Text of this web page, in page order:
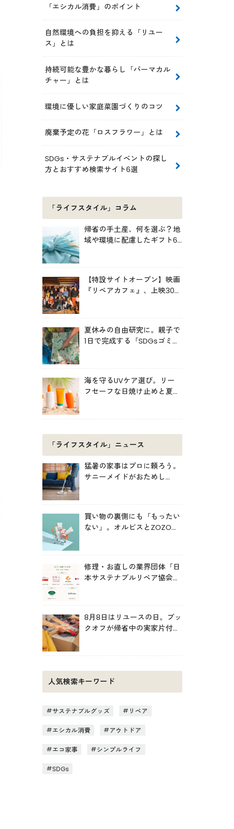
「エシカル消費」のポイント
自然環境への負担を抑える「リユー
ス」とは
持続可能な豊かな暮らし「パーマカル
チャー」とは
環境に優しい家庭菜園づくりのコツ
廃棄予定の花「ロスフラワー」とは
SDGs・サステナブルイベントの探し
方とおすすめ検索サイト6選
「ライフスタイル」コラム
帰省の手土産、何を選ぶ？地
域や環境に配慮したギフト6
【特設サイトオープン】映画
『リペアカフェ』、上映300
夏休みの自由研究に。親子で
1日で完成する「SDGsゴミ・
海を守るUVケア選び。リー
フセーフな日焼け止めと夏の
「ライフスタイル」ニュース
猛暑の家事はプロに頼ろう。
サニーメイドがおためし
買い物の裏側にも「もったい
ない」。オルビスとZOZOが
修理・お直しの業界団体「日
本サステナブルリペア協会
8月8日はリユースの日。ブッ
クオフが帰省中の実家片付け
人気検索キーワード
サステナブルグッズ リペア
エシカル消費 アウトドア
エコ家事 シンプルライフ
SDGs